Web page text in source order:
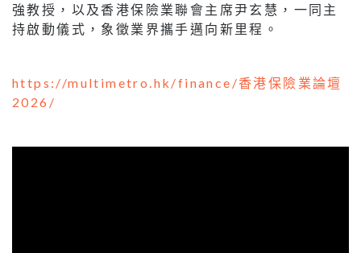
強教授，以及香港保險業聯會主席尹玄慧，一同主
持啟動儀式，象徵業界攜手邁向新里程。
https://multimetro.hk/finance/香港保險業論壇
2026/